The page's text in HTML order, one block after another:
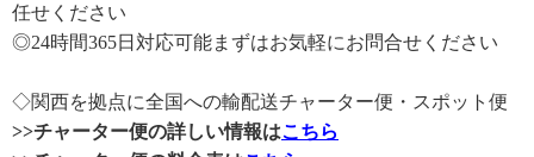
任せください
◎24時間365日対応可能まずはお気軽にお問合せください
◇関西を拠点に全国への輸配送チャーター便・スポット便
>>チャーター便の詳しい情報はこちら